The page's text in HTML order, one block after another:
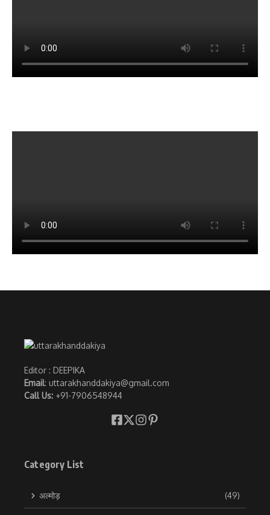
Editor : DEEPIKA
Email: uttarakhanddakiya@gmail.com
Call Us: +91-7906548944
Category List
अल्मोड़ (49)